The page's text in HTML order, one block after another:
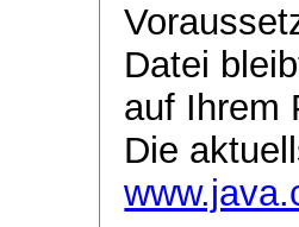
Datei
auf Ihrem
Die